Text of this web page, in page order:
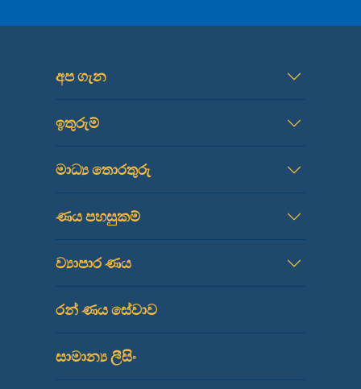
අප ගැන
ඉතුරුම්
මාධ්‍ය තොරතුරු
ණය පහසුකම්
ව්‍යාපාර ණය
රන් ණය සේවාව
සාමාන්‍ය ලීසිං